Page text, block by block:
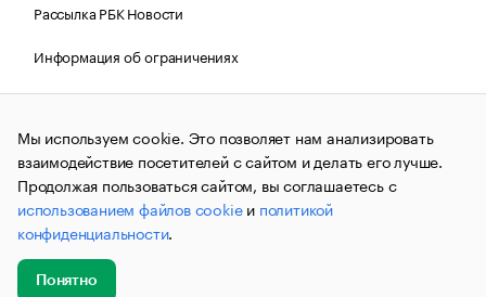
Рассылка РБК Новости
Информация об ограничениях
Правовая информация
О соблюдении авторских прав
© АО «РОСБИЗНЕСКОНСАЛТИНГ»,1995–2026.Сообщения
и материалы информационного агентства «РБК»
(зарегистрировано Федеральной службой по надзору в сфере
связи, информационных технологий и массовых
коммуникаций (Роскомнадзор) 09.12.2015 за номером ИА
№ФС77-63848) сопровождаются пометкой «РБК». Отдельные
публикации могут содержать информацию,
не предназначенную для пользователей
до 18 лет.
Мы используем cookie. Это позволяет нам анализировать
взаимодействие посетителей с сайтом и делать его лучше.
Продолжая пользоваться сайтом, вы соглашаетесь с
использованием файлов cookieи политикой
конфиденциальности.
Понятно